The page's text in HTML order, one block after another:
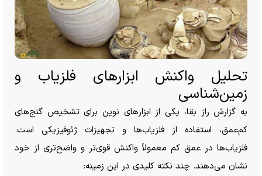
تحلیل واکنش ابزار‌های فلزیاب و
زمین‌شناسی
به گزارش راز بقا، یکی از ابزار‌های نوین برای تشخیص گنج‌های
کم‌عمق، استفاده از فلزیاب‌ها و تجهیزات ژئوفیزیکی است.
فلزیاب‌ها در عمق کم معمولاً واکنش قوی‌تر و واضح‌تری از خود
نشان می‌دهند. چند نکته کلیدی در این زمینه: